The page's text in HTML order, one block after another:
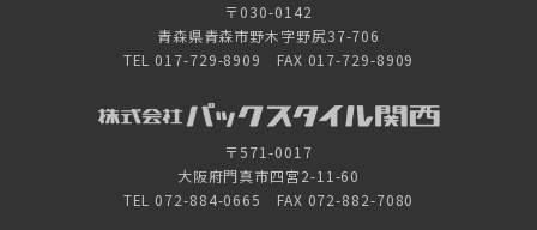
〒030-0142
青森県青森市野木字野尻37-706
TEL 017-729-8909 FAX 017-729-8909
〒571-0017
大阪府門真市四宮2-11-60
TEL 072-884-0665 FAX 072-882-7080